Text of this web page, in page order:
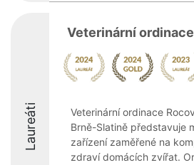
Laureáti
Veterinární
Veterinární ordinace
Brně-Slatině představuje
zařízení zaměřené na
zdraví domácích zvířat.